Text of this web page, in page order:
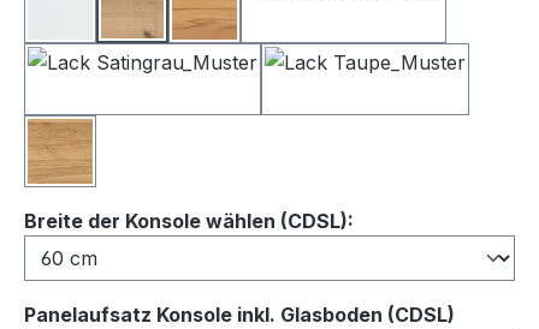
BalkeneicheKernbuche
Wildeiche
Breite der Konsole wählen (CDSL):
Panelaufsatz Konsole inkl. Glasboden (CDSL)